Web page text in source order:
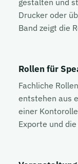
Drucker oder
Band zeigt die
Rollen für
Fachliche
entstehen aus
einer
Exporte und